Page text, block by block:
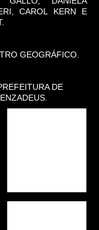
CAROL KERN E
GEOGRÁFICO.
DE